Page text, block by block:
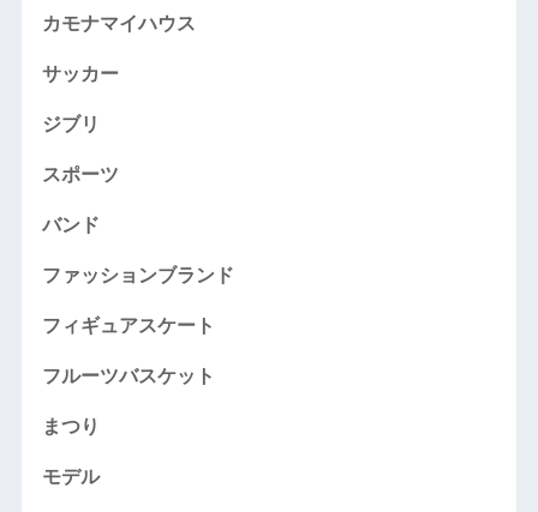
カモナマイハウス
サッカー
ジブリ
スポーツ
バンド
ファッションブランド
フィギュアスケート
フルーツバスケット
まつり
モデル